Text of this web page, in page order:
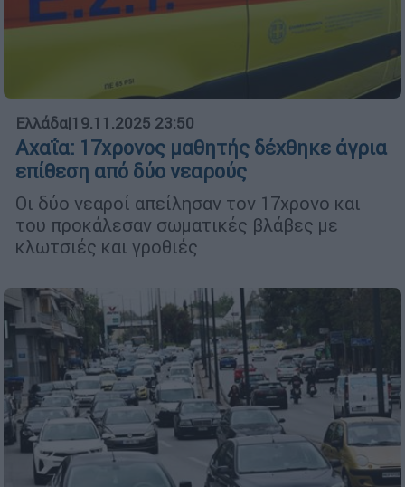
Ελλάδα|19.11.2025 23:50
Αχαΐα: 17χρονος μαθητής δέχθηκε άγρια
επίθεση από δύο νεαρούς
Οι δύο νεαροί απείλησαν τον 17χρονο και
του προκάλεσαν σωματικές βλάβες με
κλωτσιές και γροθιές